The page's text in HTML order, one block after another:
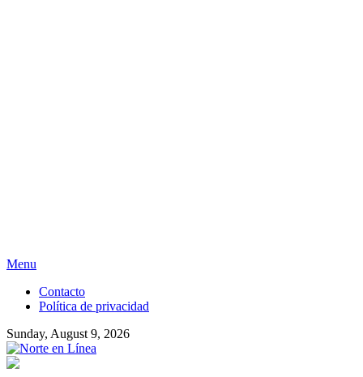
Skip
content
Menu
Contacto
Política de privacidad
Sunday, August 9, 2026